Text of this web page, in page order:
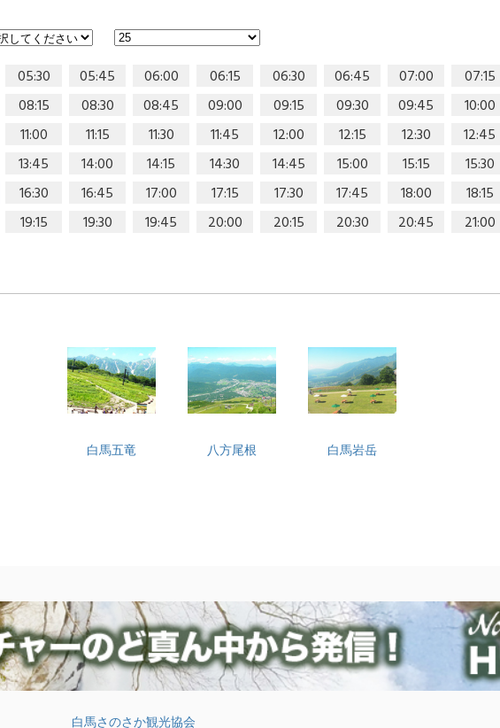
05:30 05:45 06:00 06:15 06:30 06:45 07:00 07:15
08:15 08:30 08:45 09:00 09:15 09:30 09:45 10:00
11:00 11:15 11:30 11:45 12:00 12:15 12:30 12:45
13:45 14:00 14:15 14:30 14:45 15:00 15:15 15:30
16:30 16:45 17:00 17:15 17:30 17:45 18:00 18:15
19:15 19:30 19:45 20:00 20:15 20:30 20:45 21:00
白馬五竜 八方尾根 白馬岩岳